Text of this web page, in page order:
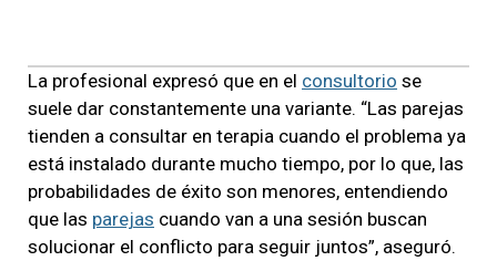
La profesional expresó que en el consultorio se
suele dar constantemente una variante. “Las parejas
tienden a consultar en terapia cuando el problema ya
está instalado durante mucho tiempo, por lo que, las
probabilidades de éxito son menores, entendiendo
que las parejas cuando van a una sesión buscan
solucionar el conflicto para seguir juntos”, aseguró.